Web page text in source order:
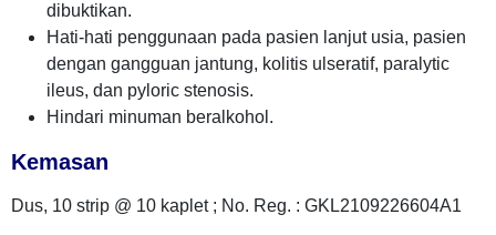
dibuktikan.
Hati-hati penggunaan pada pasien lanjut usia, pasien
dengan gangguan jantung, kolitis ulseratif, paralytic
ileus, dan pyloric stenosis.
Hindari minuman beralkohol.
Kemasan
Dus, 10 strip @ 10 kaplet ; No. Reg. : GKL2109226604A1